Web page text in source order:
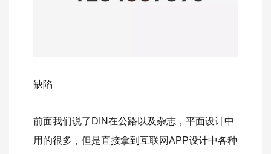
缺陷
前面我们说了DIN在公路以及杂志，平面设计中
用的很多，但是直接拿到互联网APP设计中各种